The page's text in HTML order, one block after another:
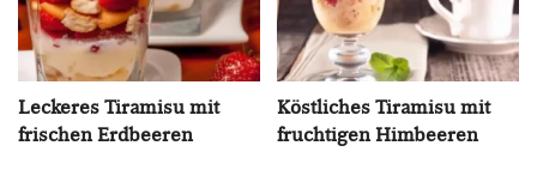
Leckeres Tiramisu mit
frischen Erdbeeren
Köstliches Tiramisu mit
fruchtigen Himbeeren